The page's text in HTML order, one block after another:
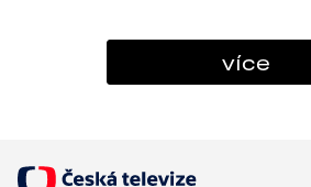
více